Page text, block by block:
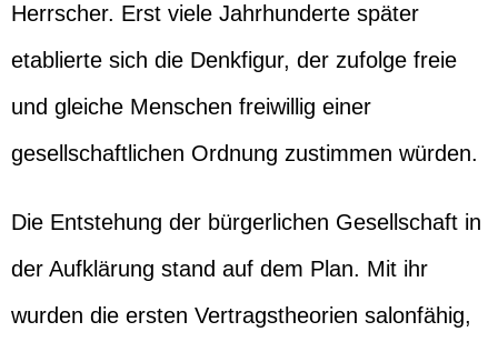
Herrscher. Erst viele Jahrhunderte später
etablierte sich die Denkfigur, der zufolge freie
und gleiche Menschen freiwillig einer
gesellschaftlichen Ordnung zustimmen würden.
Die Entstehung der bürgerlichen Gesellschaft in
der Aufklärung stand auf dem Plan. Mit ihr
wurden die ersten Vertragstheorien salonfähig,